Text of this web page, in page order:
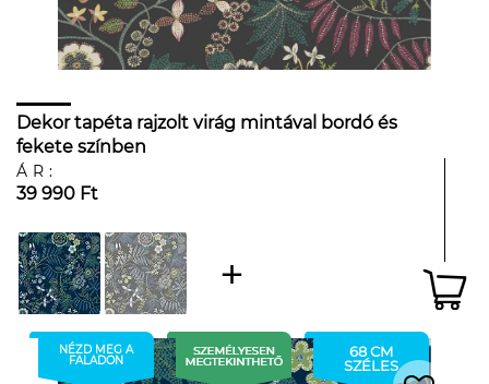
Dekor tapéta rajzolt virág mintával bordó és
fekete színben
ÁR:
39 990 Ft
NÉZD MEG A
FALADON
68 CM
SZÉLES